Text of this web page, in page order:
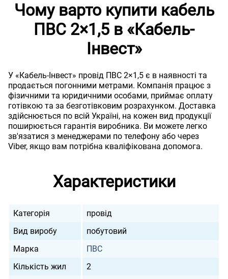
Чому варто купити кабель
ПВС 2×1,5 в «Кабель-
Інвест»
У «Кабель-Інвест» провід ПВС 2×1,5 є в наявності та
продається погонними метрами. Компанія працює з
фізичними та юридичними особами, приймає оплату
готівкою та за безготівковим розрахунком. Доставка
здійснюється по всій Україні, на кожен вид продукції
поширюється гарантія виробника. Ви можете легко
зв'язатися з менеджерами по телефону або через
Viber, якщо вам потрібна кваліфікована допомога.
Характеристики
Категорія
провід
Вид виробу
побутовий
Марка
ПВС
Кількість жил
2